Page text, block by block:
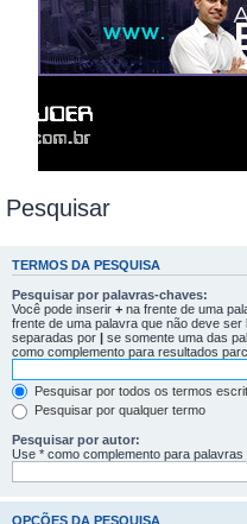
Pesquisar
TERMOS DA PESQUISA
Pesquisar por palavras-chaves:
Você pode inserir + na frente de uma
frente de uma palavra que não deve
separadas por | se somente uma das
como complemento para resultados
Pesquisar por todos os termos
Pesquisar por qualquer termo
Pesquisar por autor:
Use * como complemento para palavras
OPÇÕES DA PESQUISA